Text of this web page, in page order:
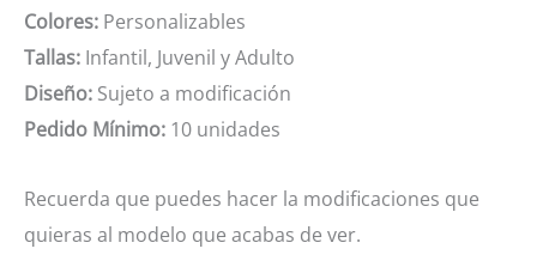
Colores: Personalizables
Tallas: Infantil, Juvenil y Adulto
Diseño: Sujeto a modificación
Pedido Mínimo: 10 unidades
Recuerda que puedes hacer la modificaciones que
quieras al modelo que acabas de ver.